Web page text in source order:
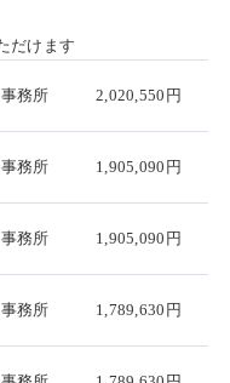
だけます
事務所 2,020,550円
事務所 1,905,090円
事務所 1,905,090円
事務所 1,789,630円